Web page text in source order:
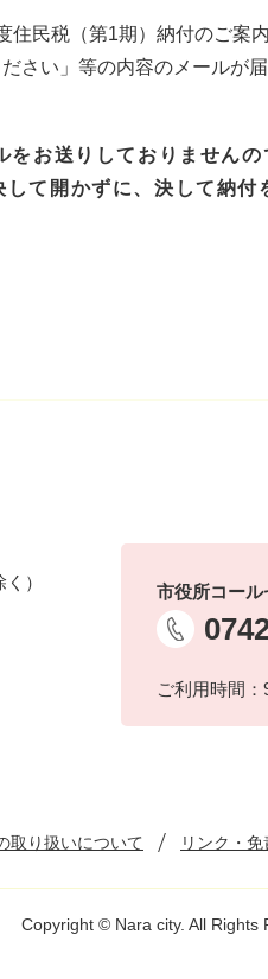
住民税（第1期）納付のご案
さい」等の内容のメールが
をお送りしておりませんの
て開かずに、決して納付
）
市役所コール
ご利用時間：
取り扱いについて リンク・
Copyright © Nara city. All Rights